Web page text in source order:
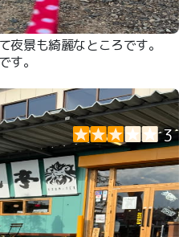
夜景も綺麗なところです。
す。
3